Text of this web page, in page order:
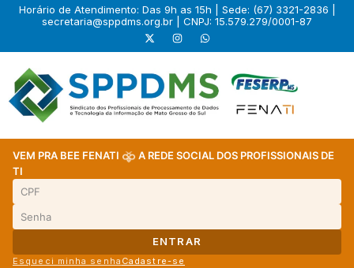
Horário de Atendimento: Das 9h as 15h | Sede: (67) 3321-2836 |
secretaria@sppdms.org.br | CNPJ: 15.579.279/0001-87
VEM PRA BEE FENATI
A REDE SOCIAL DOS PROFISSIONAIS DE
TI
ENTRAR
Esqueci minha senha Cadastre-se